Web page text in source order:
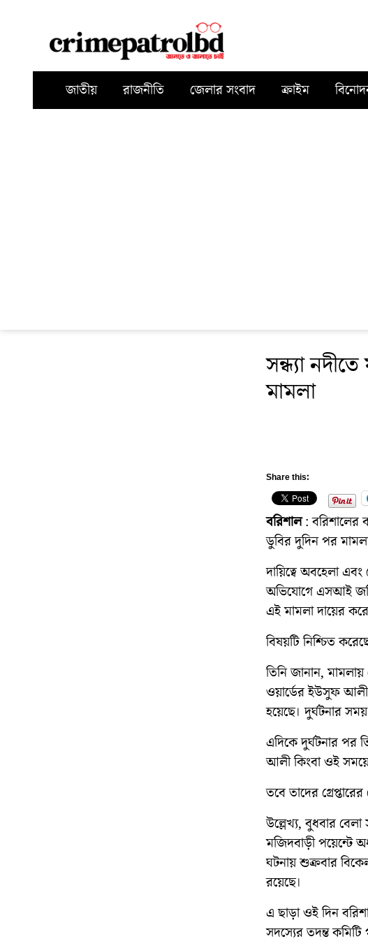
জাতীয় রাজনীতি জেলার সংবাদ ক্রাইম
সন্ধ্যা
মামলা
Share this:
বরিশাল: বরিশালের
ডুবির দুদিন পর
দায়িত্বে অবহেলা
অভিযোগে এসআই
এই মামলা দায়ের
বিষয়টি নিশ্চিত
তিনি জানান,
ওয়ার্ডের ইউসুফ
হয়েছে। দুর্ঘটনার
এদিকে দুর্ঘটনার পর
আলী কিংবা ওই সময়ে
তবে তাদের
উল্লেখ্য, বুধবার
মজিদবাড়ী পয়েন্টে
ঘটনায় শুক্রবার
রয়েছে।
এ ছাড়া ওই দিন
সদস্যের তদন্ত